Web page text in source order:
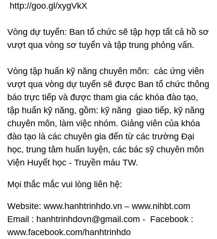
http://goo.gl/xygVkX
Vòng dự tuyển: Ban tổ chức sẽ tập hợp tất cả hồ sơ
vượt qua vòng sơ tuyển và tập trung phỏng vấn.
Vòng tập huấn kỹ năng chuyên môn: các ứng viên
vượt qua vòng dự tuyển sẽ được Ban tổ chức thông
báo trực tiếp và được tham gia các khóa đào tạo,
tập huấn kỹ năng, gồm: kỹ năng giao tiếp, kỹ năng
chuyên môn, làm việc nhóm. Giảng viên của khóa
đào tạo là các chuyên gia đến từ các trường Đại
học, trung tâm huấn luyện, các bác sỹ chuyên môn
Viện Huyết học - Truyền máu TW.
Mọi thắc mắc vui lòng liên hệ:
Website: www.hanhtrinhdo.vn – www.nihbt.com
Email : hanhtrinhdovn@gmail.com - Facebook :
www.facebook.com/hanhtrinhdo